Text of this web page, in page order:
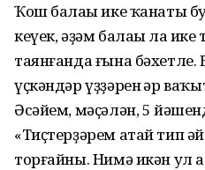
Ҡош балаһы ике ҡанаты
кеүек, әҙәм балаһы ла
таянғанда ғына бәхетле.
үҫкәндәр үҙҙәрен һәр
Әсәйем, мәҫәлән, 5
«Тиҫтерҙәрем атай тип
торғайны. Нимә икән ул